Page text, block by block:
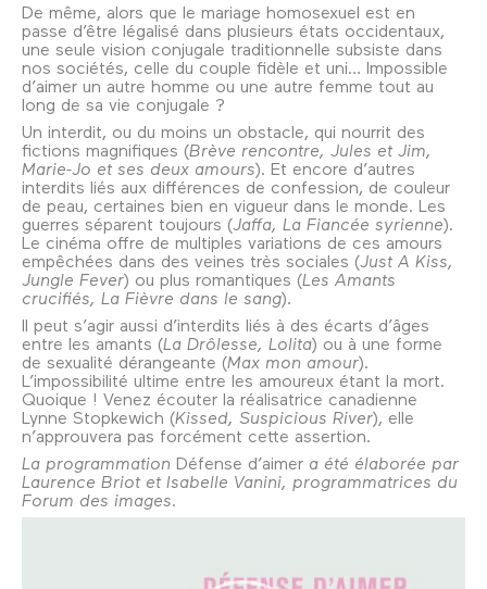
De même, alors que le mariage homosexuel est en
passe d’être légalisé dans plusieurs états occidentaux,
une seule vision conjugale traditionnelle subsiste dans
nos sociétés, celle du couple fidèle et uni… Impossible
d’aimer un autre homme ou une autre femme tout au
long de sa vie conjugale ?
Un interdit, ou du moins un obstacle, qui nourrit des
fictions magnifiques (Brève rencontre, Jules et Jim,
Marie-Jo et ses deux amours). Et encore d’autres
interdits liés aux différences de confession, de couleur
de peau, certaines bien en vigueur dans le monde. Les
guerres séparent toujours (Jaffa, La Fiancée syrienne).
Le cinéma offre de multiples variations de ces amours
empêchées dans des veines très sociales (Just A Kiss,
Jungle Fever) ou plus romantiques (Les Amants
crucifiés, La Fièvre dans le sang).
Il peut s’agir aussi d’interdits liés à des écarts d’âges
entre les amants (La Drôlesse, Lolita) ou à une forme
de sexualité dérangeante (Max mon amour).
L’impossibilité ultime entre les amoureux étant la mort.
Quoique ! Venez écouter la réalisatrice canadienne
Lynne Stopkewich (Kissed, Suspicious River), elle
n’approuvera pas forcément cette assertion.
La programmation Défense d’aimer a été élaborée par
Laurence Briot et Isabelle Vanini, programmatrices du
Forum des images.